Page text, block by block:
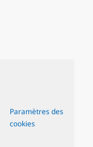
Paramètres des
cookies